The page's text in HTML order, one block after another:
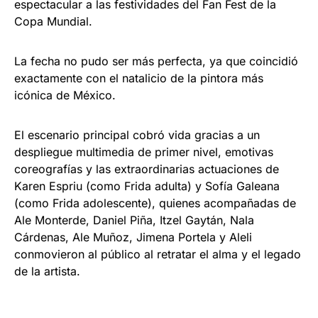
espectacular a las festividades del Fan Fest de la
Copa Mundial.
La fecha no pudo ser más perfecta, ya que coincidió
exactamente con el natalicio de la pintora más
icónica de México.
El escenario principal cobró vida gracias a un
despliegue multimedia de primer nivel, emotivas
coreografías y las extraordinarias actuaciones de
Karen Espriu (como Frida adulta) y Sofía Galeana
(como Frida adolescente), quienes acompañadas de
Ale Monterde, Daniel Piña, Itzel Gaytán, Nala
Cárdenas, Ale Muñoz, Jimena Portela y Aleli
conmovieron al público al retratar el alma y el legado
de la artista.